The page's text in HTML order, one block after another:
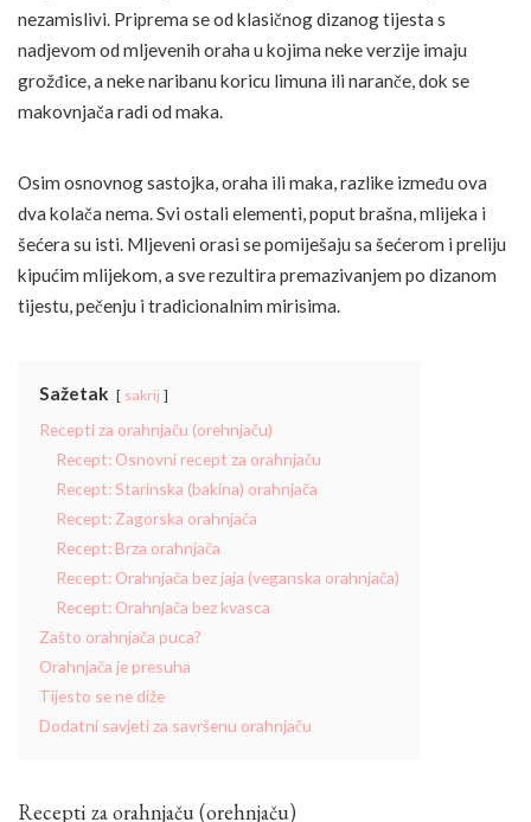
nezamislivi. Priprema se od klasičnog dizanog tijesta s
nadjevom od mljevenih oraha u kojima neke verzije imaju
grožđice, a neke naribanu koricu limuna ili naranče, dok se
makovnjača radi od maka.
Osim osnovnog sastojka, oraha ili maka, razlike između ova
dva kolača nema. Svi ostali elementi, poput brašna, mlijeka i
šećera su isti. Mljeveni orasi se pomiješaju sa šećerom i preliju
kipućim mlijekom, a sve rezultira premazivanjem po dizanom
tijestu, pečenju i tradicionalnim mirisima.
Sažetak sakrij
Recepti za orahnjaču (orehnjaču)
Recept: Osnovni recept za orahnjaču
Recept: Starinska (bakina) orahnjača
Recept: Zagorska orahnjača
Recept: Brza orahnjača
Recept: Orahnjača bez jaja (veganska orahnjača)
Recept: Orahnjača bez kvasca
Zašto orahnjača puca?
Orahnjača je presuha
Tijesto se ne diže
Dodatni savjeti za savršenu orahnjaču
Recepti za orahnjaču (orehnjaču)